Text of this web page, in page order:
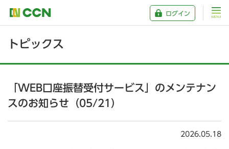
ログイン
トピックス
「WEB口座振替受付サービス」のメンテナン
スのお知らせ（05/21）
2026.05.18